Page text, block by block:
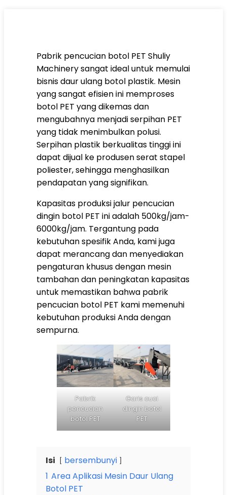
Pabrik pencucian botol PET Shuliy
Machinery sangat ideal untuk memulai
bisnis daur ulang botol plastik. Mesin
yang sangat efisien ini memproses
botol PET yang dikemas dan
mengubahnya menjadi serpihan PET
yang tidak menimbulkan polusi.
Serpihan plastik berkualitas tinggi ini
dapat dijual ke produsen serat stapel
poliester, sehingga menghasilkan
pendapatan yang signifikan.
Kapasitas produksi jalur pencucian
dingin botol PET ini adalah 500kg/jam-
6000kg/jam. Tergantung pada
kebutuhan spesifik Anda, kami juga
dapat merancang dan menyediakan
pengaturan khusus dengan mesin
tambahan dan peningkatan kapasitas
untuk memastikan bahwa pabrik
pencucian botol PET kami memenuhi
kebutuhan produksi Anda dengan
sempurna.
Pabrik
pencucian
botol PET
Garis cuci
dingin botol
PET
Isi
bersembunyi
1 Area Aplikasi Mesin Daur Ulang
Botol PET